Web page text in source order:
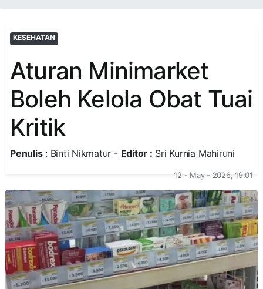
KESEHATAN
Aturan Minimarket
Boleh Kelola Obat Tuai
Kritik
Penulis: Binti Nikmatur - Editor : Sri Kurnia Mahiruni
12 - May - 2026, 19:01